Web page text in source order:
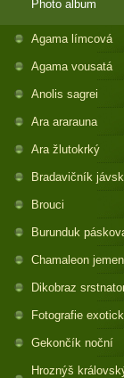
Photo album
Agama límcová
Agama vousatá
Anolis sagrei
Ara ararauna
Ara žlutokrký
Bradavičník
Brouci
Burunduk
Chamaleon
Dikobraz
Fotografie
Gekončík noční
Hroznýš